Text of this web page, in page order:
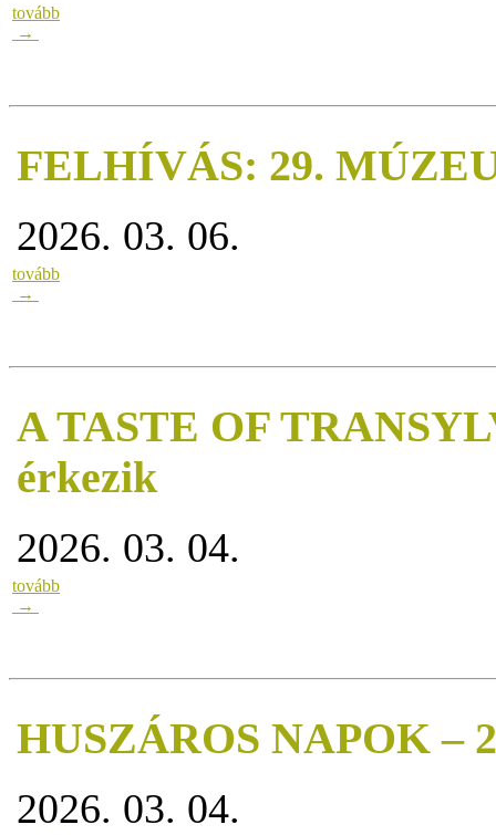
tovább
→
FELHÍVÁS: 29.
2026. 03. 06.
tovább
→
A TASTE OF
érkezik
2026. 03. 04.
tovább
→
HUSZÁROS NAPOK –
2026. 03. 04.